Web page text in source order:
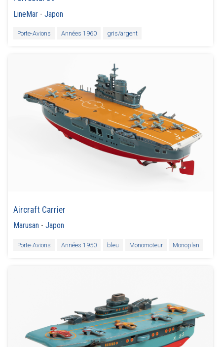
LineMar -Japon
Porte-Avions Années 1960 gris/argent
Aircraft Carrier
Marusan -Japon
Porte-Avions Années 1950 bleu Monomoteur Monoplan